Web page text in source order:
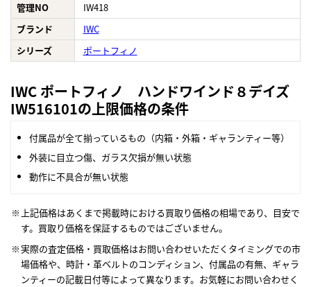
管理NO
IW418
ブランド
IWC
シリーズ
ポートフィノ
IWC ポートフィノ ハンドワインド８デイズ
IW516101の上限価格の条件
付属品が全て揃っているもの（内箱・外箱・ギャランティー等）
外装に目立つ傷、ガラス欠損が無い状態
動作に不具合が無い状態
上記価格はあくまで掲載時における買取り価格の相場であり、目安で
す。買取り価格を保証するものではございません。
実際の査定価格・買取価格はお問い合わせいただくタイミングでの市
場価格や、時計・革ベルトのコンディション、付属品の有無、ギャラ
ンティーの記載日付等によって異なります。お気軽にお問い合わせく